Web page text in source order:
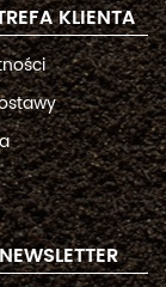
KLIENTA
NEWSLETTER